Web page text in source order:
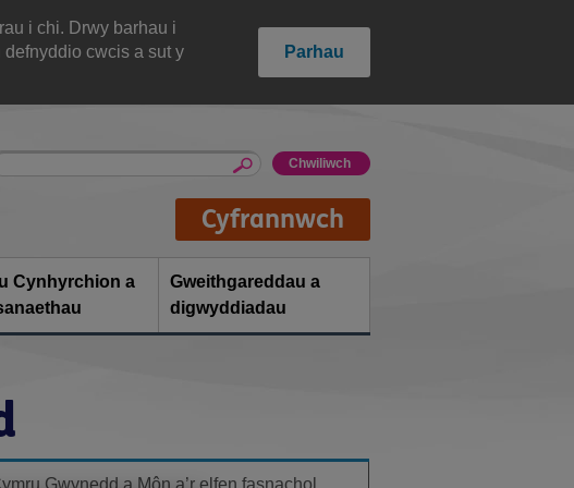
i chi. Drwy barhau i
cwcis a sut y
Parhau
Cyfrannwch
Cynhyrchion a
Gweithgareddau a
digwyddiadau
Gwynedd a Môn a’r elfen fasnachol